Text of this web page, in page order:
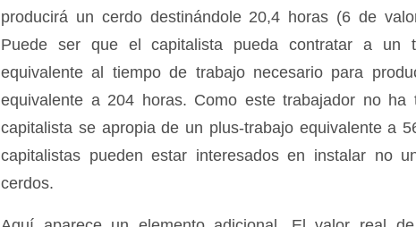
producirá un cerdo destinándole 20,4 horas (6 de
Puede ser que el capitalista pueda contratar a un
equivalente al tiempo de trabajo necesario para
equivalente a 204 horas. Como este trabajador no
capitalista se apropia de un plus-trabajo equivalente a
capitalistas pueden estar interesados en instalar no
cerdos.